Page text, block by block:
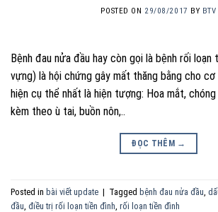
POSTED ON 29/08/2017 BY BTV
Bệnh đau nửa đầu hay còn gọi là bệnh rối loạn
vựng) là hội chứng gây mất thăng bằng cho
hiện cụ thể nhất là hiện tượng: Hoa mắt,
kèm theo ù tai, buồn nôn,..
ĐỌC THÊM →
Posted in bài viết update | Tagged bệnh đau nửa đầu
đầu điều trị rối loạn tiền đình rối loạn tiền đình